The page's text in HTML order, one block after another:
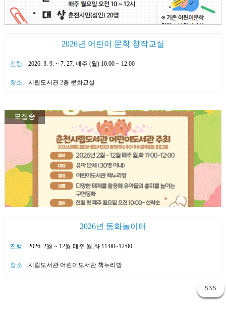
2026년 어린이 문학 창작교실
진행 2026. 3. 9. ~ 7. 27. 매주 (월) 10:00 ~ 12:00
장소 시립도서관 2층 문화교실
모집중
2026년 동화놀이터
진행 2026. 2월 ~ 12월 매주 월,화 11:00~12:00
장소 시립도서관 어린이도서관 책누리방
SNS